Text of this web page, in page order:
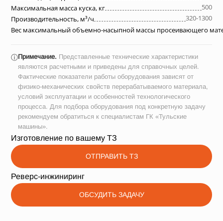
Максимальная масса куска, кг
500
Производительность, м³/ч
320-1300
Вес максимальный объемно-насыпной массы просеивающего
ⓘПримечание. Представленные технические характеристики
являются расчетными и приведены для справочных целей.
Фактические показатели работы оборудования зависят от
физико-механических свойств перерабатываемого материала,
условий эксплуатации и особенностей технологического
процесса. Для подбора оборудования под конкретную задачу
рекомендуем обратиться к специалистам ГК «Тульские
машины».
Изготовление по вашему ТЗ
ОТПРАВИТЬ ТЗ
Реверс-инжиниринг
ОБСУДИТЬ ЗАДАЧУ